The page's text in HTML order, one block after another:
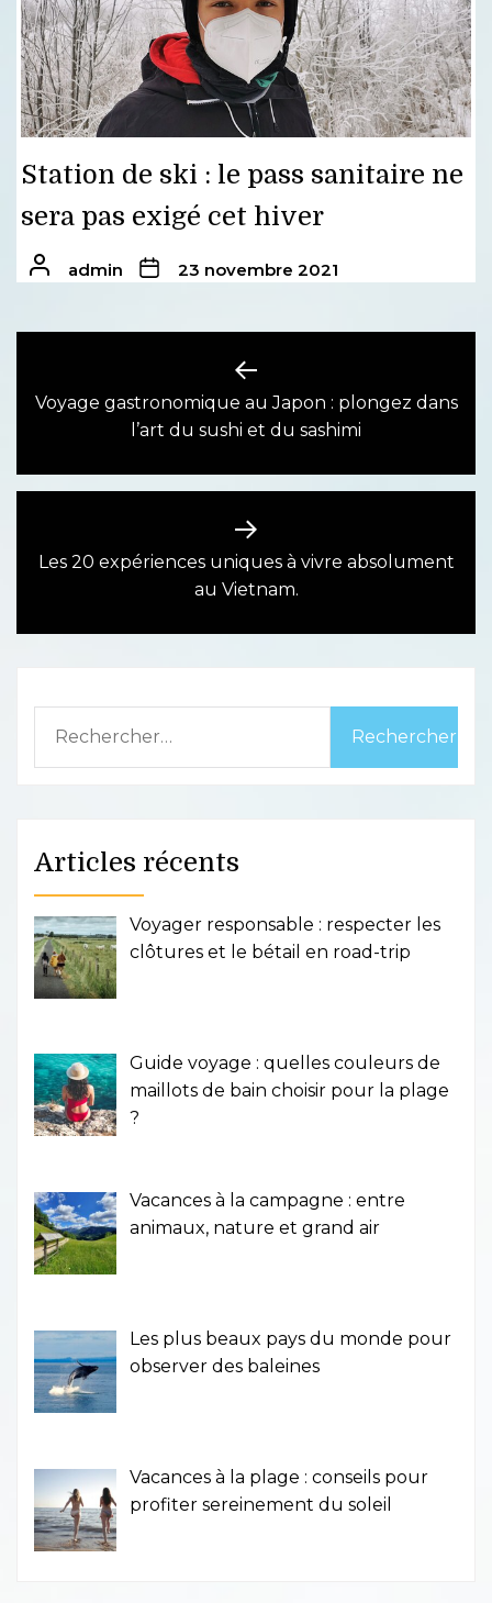
Station de ski : le pass sanitaire ne
sera pas exigé cet hiver
admin 23 novembre 2021
de
Previous
post:
Voyage gastronomique au Japon : plongez dans
l’art du sushi et du sashimi
Next
post:
Les 20 expériences uniques à vivre absolument
au Vietnam.
Articles récents
Voyager responsable : respecter les
clôtures et le bétail en road-trip
Guide voyage : quelles couleurs de
maillots de bain choisir pour la plage
?
Vacances à la campagne : entre
animaux, nature et grand air
Les plus beaux pays du monde pour
observer des baleines
Vacances à la plage : conseils pour
profiter sereinement du soleil